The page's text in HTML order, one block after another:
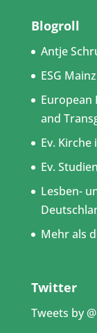
Blogroll
Antje
ESG
European
and
Ev. Kirche
Ev.
Lesben-
Mehr als
Twitter
Tweets by